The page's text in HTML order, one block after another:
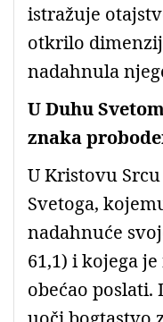
istražuje
otkrilo
nadahnula
U Duhu
znaka
U Kristovu
Svetoga,
nadahnuće
61,1) i kojega
obećao poslati.